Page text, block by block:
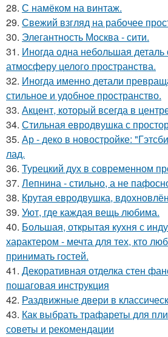
28. С намёком на винтаж.
29. Свежий взгляд на рабочее
30. Элегантность Москва - сити.
31. Иногда одна небольшая деталь
атмосферу целого пространства.
32. Иногда именно детали
стильное и удобное пространство.
33. Акцент, который всегда в
34. Стильная евродвушка с
35. Ар - деко в новостройке:
лад.
36. Турецкий дух в современном
37. Лепнина - стильно, а не
38. Крутая евродвушка,
39. Уют, где каждая вещь любима.
40. Большая, открытая кухня с
характером - мечта для тех, кто
принимать гостей.
41. Декоративная отделка стен
пошаговая инструкция
42. Раздвижные двери в
43. Как выбрать трафареты для
советы и рекомендации